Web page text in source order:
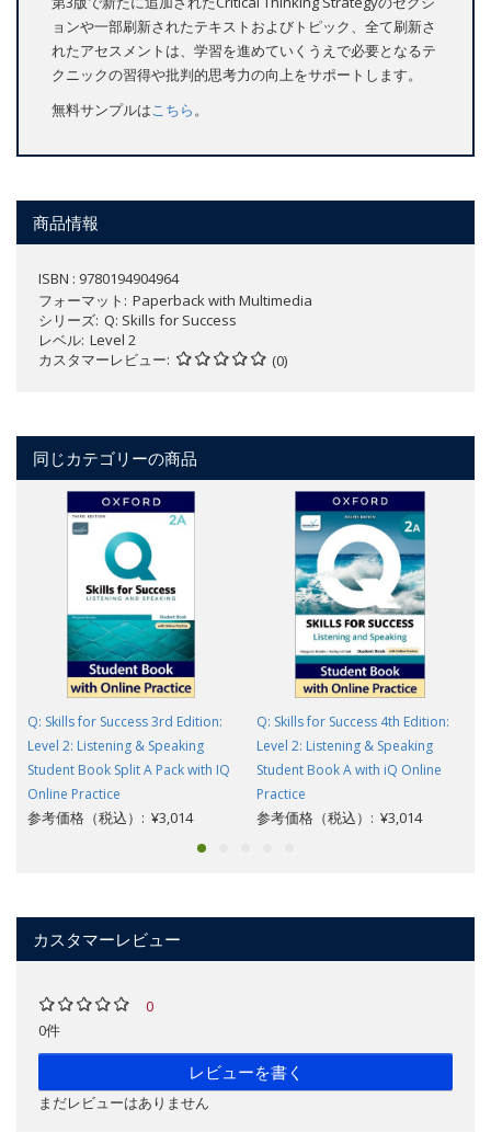
ョンや一部刷新されたテキストおよびトピック、全て刷新さ
れたアセスメントは、学習を進めていくうえで必要となるテ
クニックの習得や批判的思考力の向上をサポートします。
無料サンプルはこちら。
商品情報
ISBN : 9780194904964
フォーマット
Paperback with Multimedia
シリーズ Q: Skills for Success
レベル Level 2
カスタマーレビュー
(0)
同じカテゴリーの商品
Q: Skills for Success 3rd Edition:
Level 2: Listening & Speaking
Student Book Split A Pack with IQ
Online Practice
参考価格（税込）: ¥3,014
Q: Skills for Success 4th Edition:
Level 2: Listening & Speaking
Student Book A with iQ Online
Practice
参考価格（税込）: ¥3,014
カスタマーレビュー
0
0件
レビューを書く
まだレビューはありません